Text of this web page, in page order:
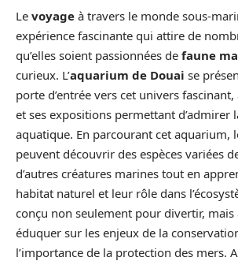
Le voyage à travers le monde sous-
expérience fascinante qui attire de
qu’elles soient passionnées de faune
curieux. L’aquarium de Douai se
porte d’entrée vers cet univers fascinant,
et ses expositions permettant d’admirer
aquatique. En parcourant cet aquarium,
peuvent découvrir des espèces variées
d’autres créatures marines tout en
habitat naturel et leur rôle dans
conçu non seulement pour divertir, mais
éduquer sur les enjeux de la
l’importance de la protection des mers.